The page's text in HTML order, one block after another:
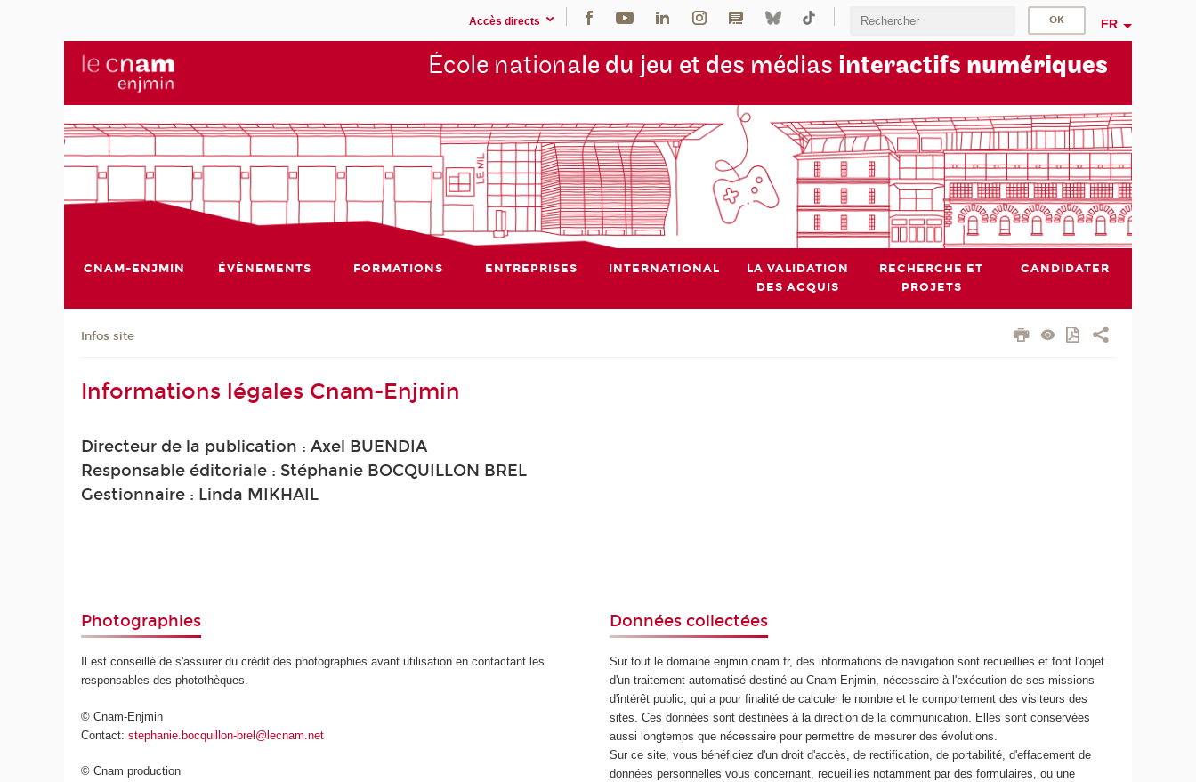
Accès directs FR
École nationale du jeu et des médias interactifs numériques
CNAM-ENJMIN ÉVÈNEMENTS FORMATIONS ENTREPRISES INTERNATIONAL
LA VALIDATION
DES ACQUIS
RECHERCHE ET
PROJETS
CANDIDATER
Infos site
Informations légales Cnam-Enjmin
Directeur de la publication : Axel BUENDIA
Responsable éditoriale : Stéphanie BOCQUILLON BREL
Gestionnaire : Linda MIKHAIL
Photographies
Il est conseillé de s'assurer du crédit des photographies avant utilisation en contactant les
responsables des photothèques.
© Cnam-Enjmin
Contact:stephanie.bocquillon-brel@lecnam.net
© Cnam production
Données collectées
Sur tout le domaine enjmin.cnam.fr, des informations de navigation sont recueillies et font l'objet
d'un traitement automatisé destiné au Cnam-Enjmin, nécessaire à l'exécution de ses missions
d'intérêt public, qui a pour finalité de calculer le nombre et le comportement des visiteurs des
sites. Ces données sont destinées à la direction de la communication. Elles sont conservées
aussi longtemps que nécessaire pour permettre de mesurer des évolutions.
Sur ce site, vous bénéficiez d'un droit d'accès, de rectification, de portabilité, d'effacement de
données personnelles vous concernant, recueillies notamment par des formulaires, ou une